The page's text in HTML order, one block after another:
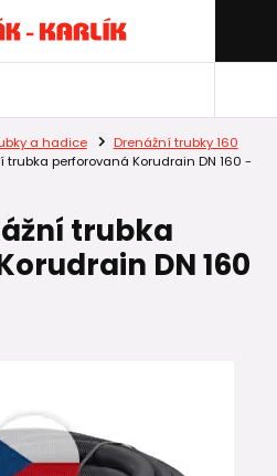
a hadice
Drenážní trubky 160
perforovaná Korudrain DN 160 -
trubka
DN 160